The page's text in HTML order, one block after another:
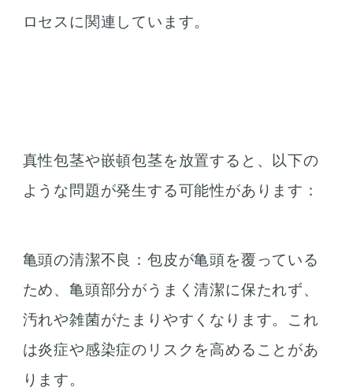
ロセスに関連しています。
真性包茎や嵌頓包茎を放置すると、以下の
ような問題が発生する可能性があります：
亀頭の清潔不良：包皮が亀頭を覆っている
ため、亀頭部分がうまく清潔に保たれず、
汚れや雑菌がたまりやすくなります。これ
は炎症や感染症のリスクを高めることがあ
ります。